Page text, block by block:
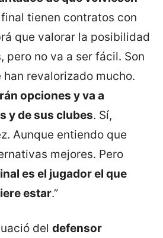
tienen contratos con
que valorar la posibilidad
pero no va a ser fácil. Son
revalorizado mucho.
opciones y va a
y de sus clubes. Sí,
Aunque entiendo que
mejores. Pero
es el jugador el que
estar.”
del defensor